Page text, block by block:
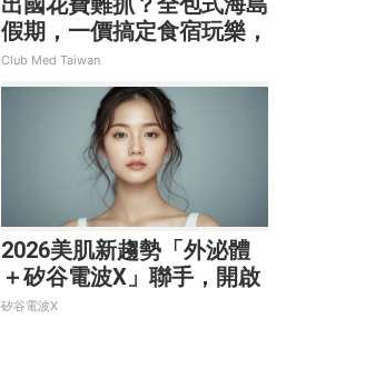
假期，一價搞定食宿玩樂，
省錢更省心！
Club Med Taiwan
2026美肌新趨勢「外泌體
＋矽谷電波X」聯手，開啟
高階養膚新世代
矽谷電波X